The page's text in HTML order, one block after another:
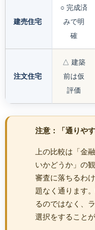
建売住宅
○ 完成済
みで明
確
注文住宅
△ 建築
前は仮
評価
注意：「通りや
上の比較は「金
いかどうか」の
審査に落ちるわ
題なく通ります
るのではなく、
選択をすること